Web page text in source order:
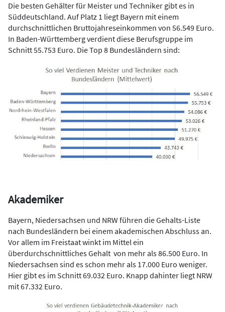
Die besten Gehälter für Meister und Techniker gibt es in
Süddeutschland. Auf Platz 1 liegt Bayern mit einem
durchschnittlichen Bruttojahreseinkommen von 56.549 Euro.
In Baden-Württemberg verdient diese Berufsgruppe im
Schnitt 55.753 Euro. Die Top 8 Bundesländern sind:
Akademiker
Bayern, Niedersachsen und NRW führen die Gehalts-Liste
nach Bundesländern bei einem akademischen Abschluss an.
Vor allem im Freistaat winkt im Mittel ein
überdurchschnittliches Gehalt von mehr als 86.500 Euro. In
Niedersachsen sind es schon mehr als 17.000 Euro weniger.
Hier gibt es im Schnitt 69.032 Euro. Knapp dahinter liegt NRW
mit 67.332 Euro.